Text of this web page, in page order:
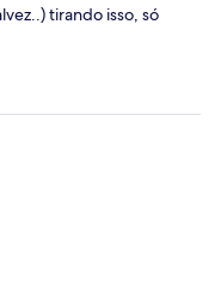
tirando isso, só